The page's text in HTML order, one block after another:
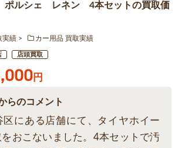
ポルシェ レネン 4本セットの買取価
実績
カー用品 買取実績
店頭買取
円
らのコメント
区にある店舗にて、タイヤホイー
をおこないました。4本セットで汚